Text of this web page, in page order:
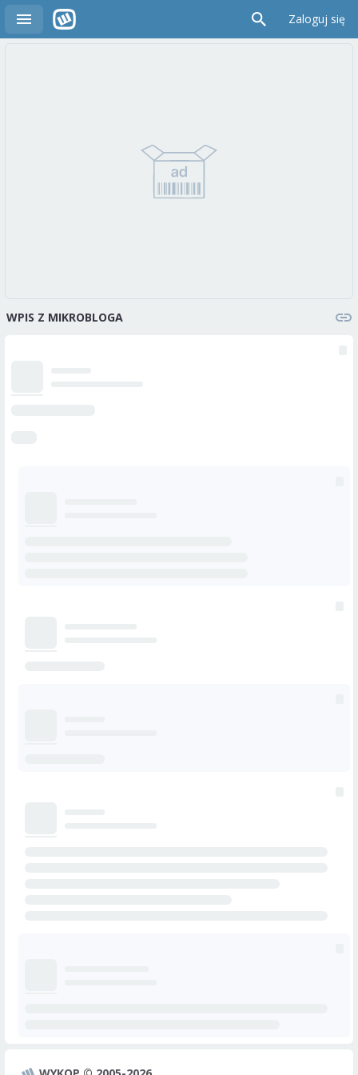
Zaloguj się
WPIS Z MIKROBLOGA